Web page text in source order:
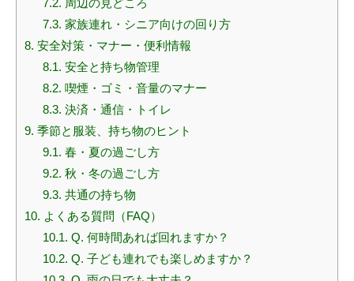
7.2. 周辺の見どころ
7.3. 家族連れ・シニア向けの回り方
8. 安全対策・マナー・便利情報
8.1. 安全と持ち物管理
8.2. 喫煙・ゴミ・音量のマナー
8.3. 決済・通信・トイレ
9. 季節と服装、持ち物のヒント
9.1. 春・夏の過ごし方
9.2. 秋・冬の過ごし方
9.3. 共通の持ち物
10. よくある質問（FAQ）
10.1. Q. 何時間あれば回れますか？
10.2. Q. 子ども連れでも楽しめますか？